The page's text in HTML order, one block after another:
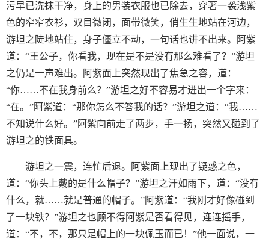
污早已洗抹干净，身上的男装衣服也已除去，穿著一袭浅紫
色的窄窄衣衫，双目微闭，面带微笑，俏生生地站在河边，
游坦之陡地站住，身子僵立不动，一句话也讲不出来。阿紫
道：“王公子，你看我，现在是不是没有那么难看了？”游坦
之仍是一声难出。阿紫面上突然现出了焦急之容，道：
“你……不在我身前么？”游坦之好不容易才迸出一个字来：
“在。”阿紫道：“那你怎么不答我的话？”游坦之道：“我……
不知说什么好。”阿紫向前走了两步，手一扬，突然又碰到了
游坦之的铁面具。
游坦之一震，连忙后退。阿紫面上现出了疑惑之色，
道：“你头上戴的是什么帽子？”游坦之汗如雨下，道：“没有
什么，就……就是普通的帽子。”阿紫道：“我刚才好像碰到
了一块铁？”游坦之也顾不得阿紫是否看得见，连连摇手，
道：“不，不，那只是帽上的一块佩玉而已！”他一面说，一